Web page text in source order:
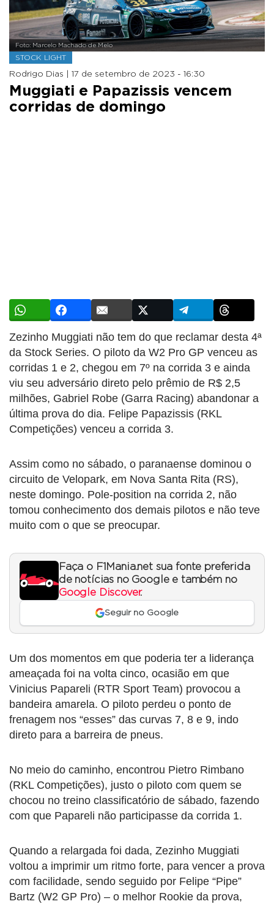
Foto: Marcelo Machado de Melo
STOCK LIGHT
Rodrigo Dias | 17 de setembro de 2023 - 16:30
Muggiati e Papazissis vencem
corridas de domingo
Zezinho Muggiati não tem do que reclamar desta 4ª
da Stock Series. O piloto da W2 Pro GP venceu as
corridas 1 e 2, chegou em 7º na corrida 3 e ainda
viu seu adversário direto pelo prêmio de R$ 2,5
milhões, Gabriel Robe (Garra Racing) abandonar a
última prova do dia. Felipe Papazissis (RKL
Competições) venceu a corrida 3.
Assim como no sábado, o paranaense dominou o
circuito de Velopark, em Nova Santa Rita (RS),
neste domingo. Pole-position na corrida 2, não
tomou conhecimento dos demais pilotos e não teve
muito com o que se preocupar.
Faça o F1Mania.net sua fonte preferida
de notícias no Google e também no
Google Discover.
Seguir no Google
Um dos momentos em que poderia ter a liderança
ameaçada foi na volta cinco, ocasião em que
Vinicius Papareli (RTR Sport Team) provocou a
bandeira amarela. O piloto perdeu o ponto de
frenagem nos “esses” das curvas 7, 8 e 9, indo
direto para a barreira de pneus.
No meio do caminho, encontrou Pietro Rimbano
(RKL Competições), justo o piloto com quem se
chocou no treino classificatório de sábado, fazendo
com que Papareli não participasse da corrida 1.
Quando a relargada foi dada, Zezinho Muggiati
voltou a imprimir um ritmo forte, para vencer a prova
com facilidade, sendo seguido por Felipe “Pipe”
Bartz (W2 GP Pro) – o melhor Rookie da prova,